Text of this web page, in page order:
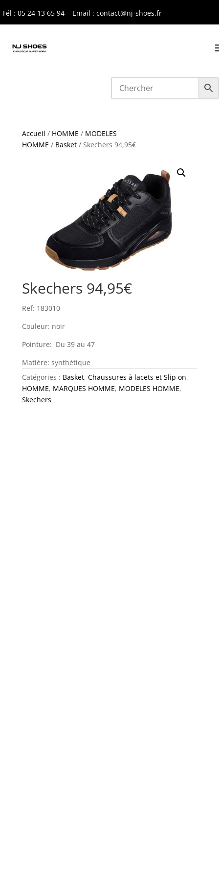
Tél : 05 24 13 65 94 Email : contact@nj-shoes.fr
Accueil / HOMME / MODELES
HOMME / Basket/ Skechers 94,95€
Skechers 94,95€
Ref: 183010
Couleur: noir
Pointure: Du 39 au 47
Matière: synthétique
Catégories : Basket, Chaussures à lacets et Slip on,
HOMME, MARQUES HOMME, MODELES HOMME,
Skechers